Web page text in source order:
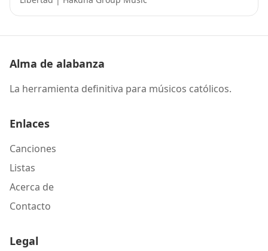
Alma de alabanza
La herramienta definitiva para músicos católicos.
Enlaces
Canciones
Listas
Acerca de
Contacto
Legal